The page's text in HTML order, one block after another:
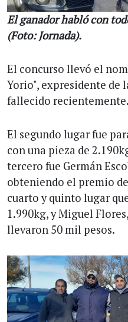
El ganador habló con
(Foto: Jornada).
El concurso llevó el
Yorio", expresidente
fallecido recientemente.
El segundo lugar fue
con una pieza de
tercero fue Germán
obteniendo el premio
cuarto y quinto lugar
1.990kg, y Miguel
llevaron 50 mil pesos.